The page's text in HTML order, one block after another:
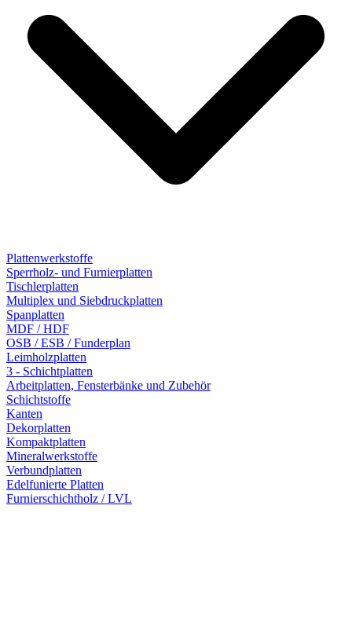
Plattenwerkstoffe
Sperrholz- und Furnierplatten
Tischlerplatten
Multiplex und Siebdruckplatten
Spanplatten
MDF / HDF
OSB / ESB / Funderplan
Leimholzplatten
3 - Schichtplatten
Arbeitplatten, Fensterbänke und Zubehör
Schichtstoffe
Kanten
Dekorplatten
Kompaktplatten
Mineralwerkstoffe
Verbundplatten
Edelfunierte Platten
Furnierschichtholz / LVL